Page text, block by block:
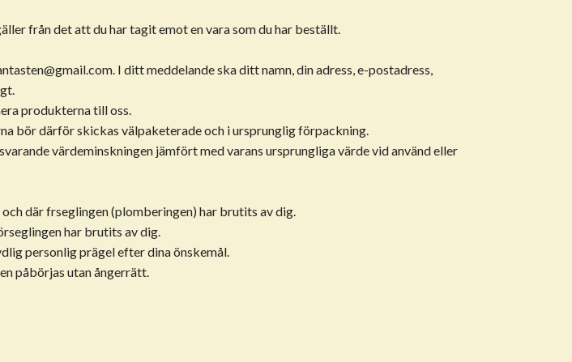
från det att du har tagit emot en vara som du har beställt.
. I ditt meddelande ska ditt namn, din adress, e-postadress,
produkterna till oss.
bör därför skickas välpaketerade och i ursprunglig förpackning.
värdeminskningen jämfört med varans ursprungliga värde vid använd eller
där frseglingen (plomberingen) har brutits av dig.
har brutits av dig.
personlig prägel efter dina önskemål.
påbörjas utan ångerrätt.